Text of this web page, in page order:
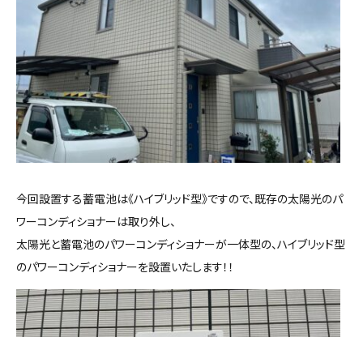
今回設置する蓄電池は《ハイブリッド型》ですので、既存の太陽光のパ
ワーコンディショナーは取り外し、
太陽光と蓄電池のパワーコンディショナーが一体型の、ハイブリッド型
のパワーコンディショナーを設置いたします！！